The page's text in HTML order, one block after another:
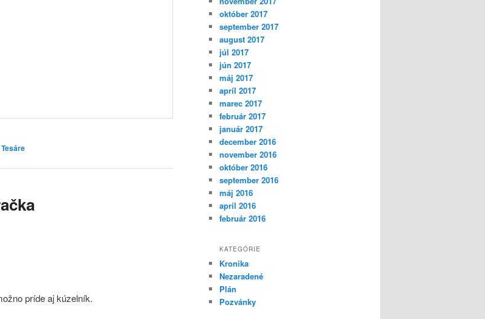
príde aj kúzelník.
október 2017
september 2017
august 2017
júl 2017
jún 2017
máj 2017
apríl 2017
marec 2017
február 2017
január 2017
december 2016
november 2016
október 2016
september 2016
máj 2016
apríl 2016
február 2016
KATEGÓRIE
Kronika
Nezaradené
Plán
Pozvánky